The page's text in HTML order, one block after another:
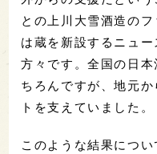
との上川大雪酒造の
は蔵を新設するニュ
方々です。全国の日
ちろんですが、地元
トを支えていました。
このような結果につ